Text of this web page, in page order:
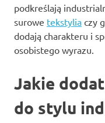
podkreślają
surowe tekstylia czy
dodają charakteru i
osobistego wyrazu.
Jakie
do stylu